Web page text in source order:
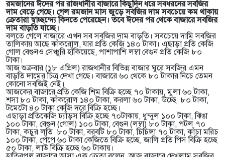
রমজানের ঈদের পর রাজধানীর বাজারে কিছুদিন ধরে সবধরনের সবজির
দাম বেড়ে গেছে। গেল রমজান মাস জুড়ে সবজির দাম সবচেয়ে কম থাকায়
ক্রেতারা স্বাচ্ছন্দ্যে কিনতে পেরেছেন। তবে ঈদের পর থেকে বাজারে সবজির
দাম বাড়তি যাচ্ছে।
বলতে গেলে বাজারে এখন সব সবজির দাম বাড়তি। সবচেয়ে দামি সবজির
তালিকায় আছে কাঁকরোল, যার প্রতি কেজি ১৪০ টাকা। এছাড়া প্রতি কেজি
গোল বেগুনও সেঞ্চুরি হাঁকিয়েছে, পাশাপাশি লম্বা বেগুন প্রতি কেজি ৮০
টাকা।
আজ শুক্রবার (১৮ এপ্রিল) রাজধানীর বিভিন্ন বাজার ঘুরে সবজির এমন
বাড়তি দামের চিত্র দেখা গেছে। বাজারে ৬০ থেকে ৮০ টাকার নিচে তেমন
কোনো সবজিই নেই।
আজকের বাজারে প্রতি কেজি শিম বিক্রি হচ্ছে ৭০ টাকায়, মুলা ৬০ টাকা,
শসা ৮০ টাকা, কাঁকরোল ১৪০ টাকা, করলা ৬০ টাকা, উচ্ছে ৮০ টাকা,
টমেটো ৪০ টাকা কেজি দরে বিক্রি হচ্ছে।
এছাড়া প্রতিকেজি ঢ্যাঁড়স বিক্রি হচ্ছে ৭০টাকায়, ধুন্দুল ১০০ টাকা, ঝিঙা
১০০ টাকা, বেগুন (গোল) ১০০ টাকা, বেগুন (লম্বা) ৮০ টাকা, পটল ৭০
টাকা, কচুর লতি ৮০ টাকা, বরবটি ৮০ টাকা, চিচিঙ্গা ৭০ টাকা, কাঁচা মরিচ
১০০ টাকা, পেঁপে ৬০ টাকা কেজিতে বিক্রি হচ্ছে, জালি প্রতি পিস বিক্রি হচ্ছে
৫০ টাকা, লাউ বিক্রি হচ্ছে ৬০ টাকায়।